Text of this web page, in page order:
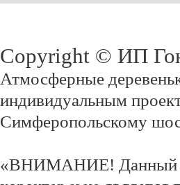
Copyright © ИП
Атмосферные
индивидуальным
Симферопольскому
«ВНИМАНИЕ! Данный